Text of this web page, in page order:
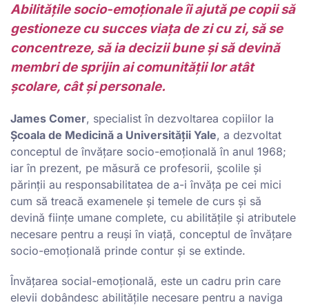
Abilitățile socio-emoționale îi ajută pe copii să
gestioneze cu succes viața de zi cu zi, să se
concentreze, să ia decizii bune și să devină
membri de sprijin ai comunității lor atât
școlare, cât și personale.
James Comer, specialist în dezvoltarea copiilor la
Școala de Medicină a Universității Yale, a dezvoltat
conceptul de învățare socio-emoțională în anul 1968;
iar în prezent, pe măsură ce profesorii, școlile și
părinții au responsabilitatea de a-i învăța pe cei mici
cum să treacă examenele și temele de curs și să
devină ființe umane complete, cu abilitățile și atributele
necesare pentru a reuși în viață, conceptul de învățare
socio-emoțională prinde contur și se extinde.
Învățarea social-emoțională, este un cadru prin care
elevii dobândesc abilitățile necesare pentru a naviga